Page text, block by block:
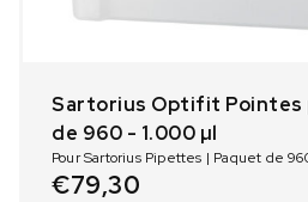
Sartorius Optifit Pointes
de 960 - 1.000 µl
Pour Sartorius Pipettes | Paquet de
€79,30